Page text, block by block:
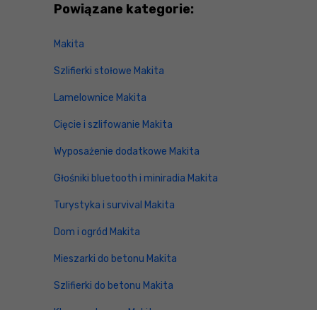
Powiązane kategorie:
Makita
Szlifierki stołowe Makita
Lamelownice Makita
Cięcie i szlifowanie Makita
Wyposażenie dodatkowe Makita
Głośniki bluetooth i miniradia Makita
Turystyka i survival Makita
Dom i ogród Makita
Mieszarki do betonu Makita
Szlifierki do betonu Makita